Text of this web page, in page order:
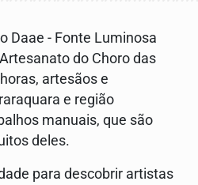
Daae - Fonte Luminosa
do Choro das
artesãos e
e região
manuais, que são
deles.
para descobrir artistas